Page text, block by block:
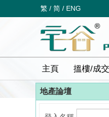
繁 / 简 / ENG
主頁 搵樓/成交
地產論壇